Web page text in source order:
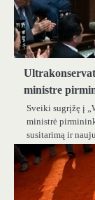
ministre
Sveiki sugrįžę į
ministrė
susitarimą ir